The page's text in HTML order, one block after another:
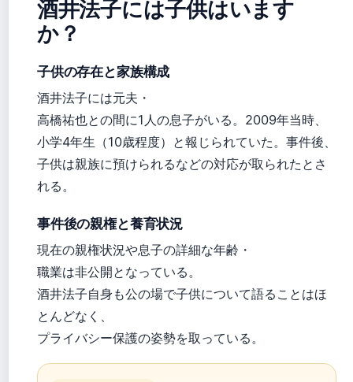
酒井法子には子供はいます
か？
子供の存在と家族構成
酒井法子には元夫・
高橋祐也との間に1人の息子がいる。2009年当時、
小学4年生（10歳程度）と報じられていた。事件後、
子供は親族に預けられるなどの対応が取られたとさ
れる。
事件後の親権と養育状況
現在の親権状況や息子の詳細な年齢・
職業は非公開となっている。
酒井法子自身も公の場で子供について語ることはほ
とんどなく、
プライバシー保護の姿勢を取っている。